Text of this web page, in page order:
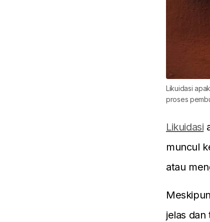
Likuidasi
proses
Likuidasi
muncul
atau
jelas dan